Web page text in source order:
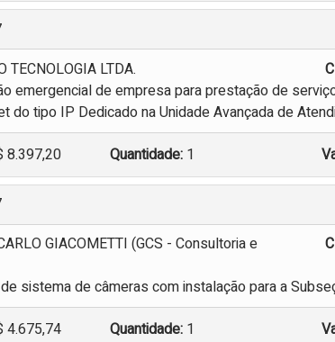
TECNOLOGIA LTDA.
emergencial de empresa para prestação de
do tipo IP Dedicado na Unidade Avançada de
8.397,20 Quantidade: 1
GIACOMETTI (GCS - Consultoria e
sistema de câmeras com instalação para a
4.675,74 Quantidade: 1